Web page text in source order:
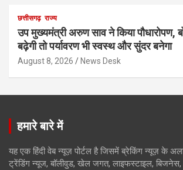
छत्तीसगढ़ राज्य
उप मुख्यमंत्री अरुण साव ने किया पौधारोपण,
बढ़ेगी तो पर्यावरण भी स्वस्थ और सुंदर बनेगा
August 8, 2026 News Desk
हमारे बारे में
यह एक हिंदी वेब न्यूज़ पोर्टल है जिसमें ब्रेकिंग न्यूज़ के
ट्रेंडिंग न्यूज, बॉलीवुड, खेल जगत, लाइफस्टाइल, बिजनेस,